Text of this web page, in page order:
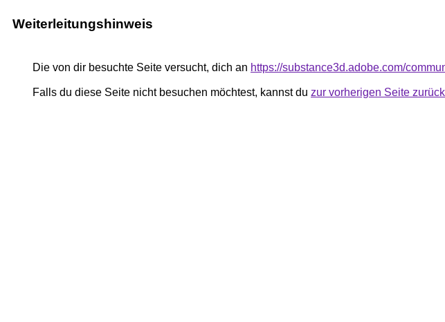
Weiterleitungshinweis
Die von dir besuchte Seite versucht, dich an https://substance3d.adobe.com/
Falls du diese Seite nicht besuchen möchtest, kannst du zur vorherigen Seite